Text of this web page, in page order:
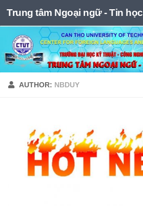
Skip to content
Trung tâm Ngoại ngữ - Tin học
AUTHOR: NBDUY